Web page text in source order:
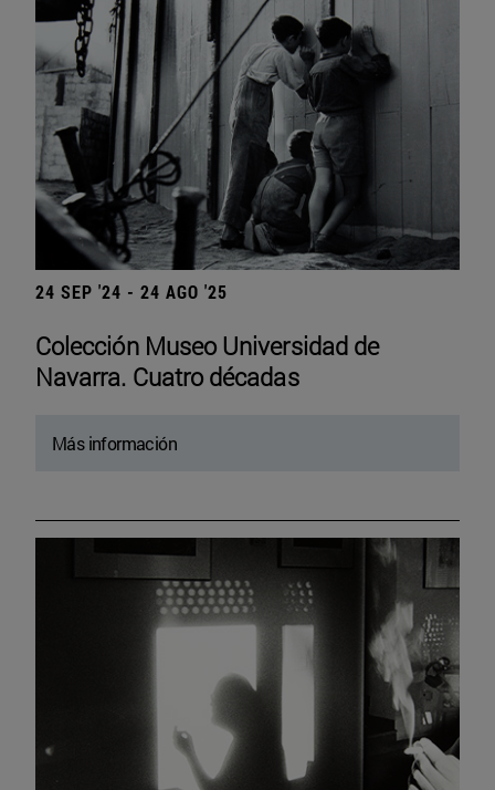
24 SEP '24 - 24 AGO '25
Colección Museo Universidad de
Navarra. Cuatro décadas
Más información